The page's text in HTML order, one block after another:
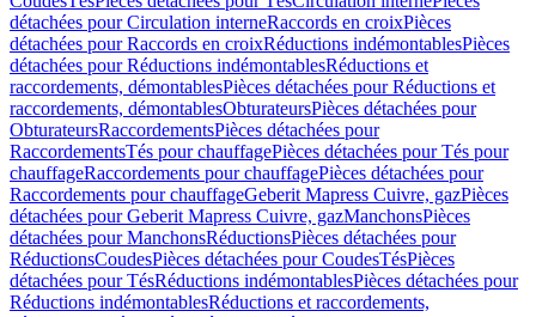
détachées pour Circulation interneRaccords en croixPièces
détachées pour Raccords en croixRéductions indémontablesPièces
détachées pour Réductions indémontablesRéductions et
raccordements, démontablesPièces détachées pour Réductions et
raccordements, démontablesObturateursPièces détachées pour
ObturateursRaccordementsPièces détachées pour
RaccordementsTés pour chauffagePièces détachées pour Tés pour
chauffageRaccordements pour chauffagePièces détachées pour
Raccordements pour chauffageGeberit Mapress Cuivre, gazPièces
détachées pour Geberit Mapress Cuivre, gazManchonsPièces
détachées pour ManchonsRéductionsPièces détachées pour
RéductionsCoudesPièces détachées pour CoudesTésPièces
détachées pour TésRéductions indémontablesPièces détachées pour
Réductions indémontablesRéductions et raccordements,